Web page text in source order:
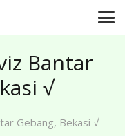
Bantar
√
Gebang, Bekasi √